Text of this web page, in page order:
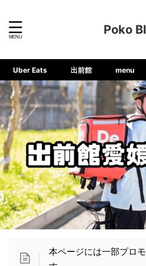
Poko
Uber Eats 出前館 menu
本ページには一部プロ